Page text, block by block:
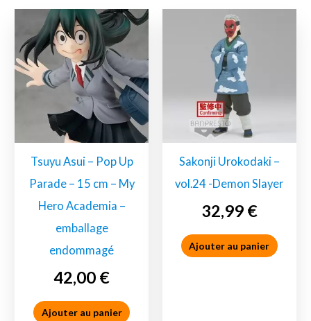
Tsuyu Asui – Pop Up
Parade – 15 cm – My
Hero Academia –
emballage
endommagé
42,00 €
Ajouter au panier
Sakonji Urokodaki –
vol.24 -Demon Slayer
32,99 €
Ajouter au panier